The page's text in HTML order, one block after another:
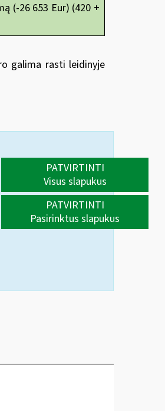
(-26 653 Eur) (420 +
galima rasti leidinyje
PATVIRTINTI
Visus slapukus
PATVIRTINTI
Pasirinktus slapukus